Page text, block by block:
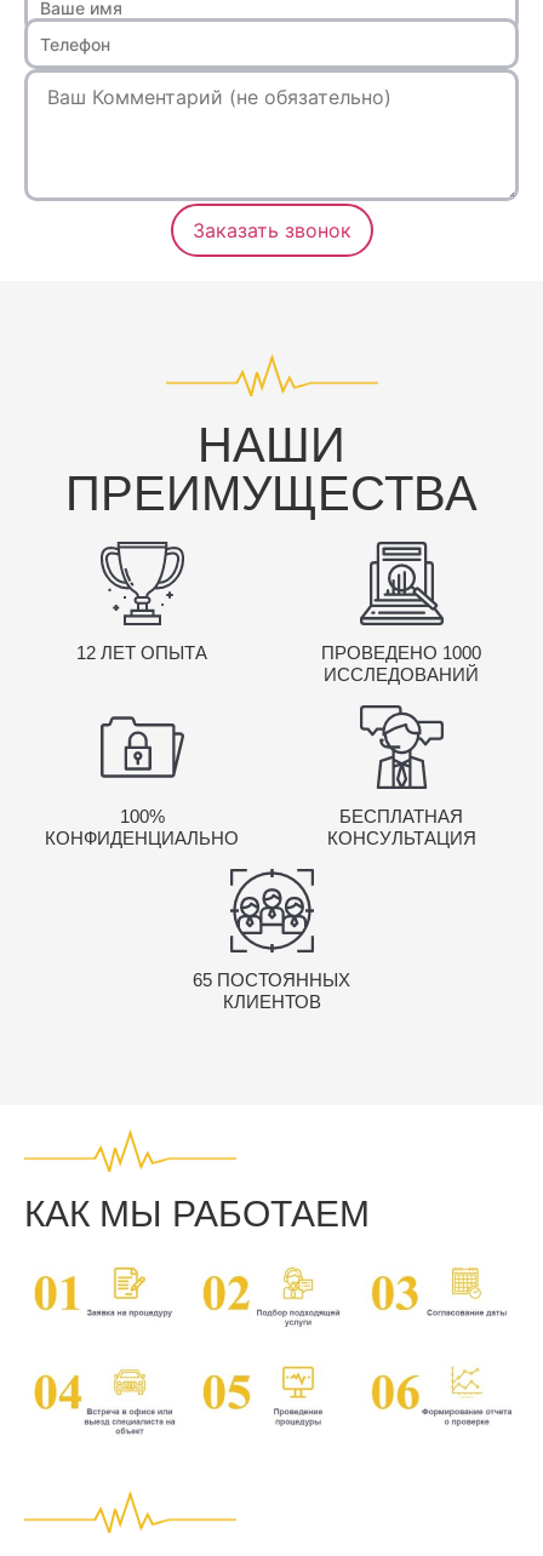
НАШИ
ПРЕИМУЩЕСТВА
12 ЛЕТ ОПЫТА
ПРОВЕДЕНО 1000
ИССЛЕДОВАНИЙ
100%
КОНФИДЕНЦИАЛЬНО
БЕСПЛАТНАЯ
КОНСУЛЬТАЦИЯ
65 ПОСТОЯННЫХ
КЛИЕНТОВ
КАК МЫ РАБОТАЕМ